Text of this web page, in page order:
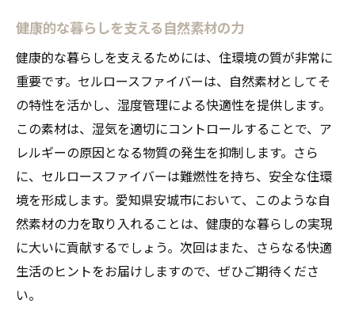
健康的な暮らしを支える自然素材の力
健康的な暮らしを支えるためには、住環境の質が非常に
重要です。セルロースファイバーは、自然素材としてそ
の特性を活かし、湿度管理による快適性を提供します。
この素材は、湿気を適切にコントロールすることで、ア
レルギーの原因となる物質の発生を抑制します。さら
に、セルロースファイバーは難燃性を持ち、安全な住環
境を形成します。愛知県安城市において、このような自
然素材の力を取り入れることは、健康的な暮らしの実現
に大いに貢献するでしょう。次回はまた、さらなる快適
生活のヒントをお届けしますので、ぜひご期待くださ
い。